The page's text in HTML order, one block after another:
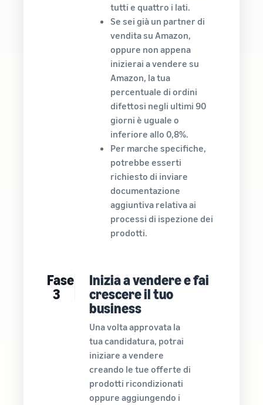
tutti e quattro i lati.
Se sei già un partner di
vendita su Amazon,
oppure non appena
inizierai a vendere su
Amazon, la tua
percentuale di ordini
difettosi negli ultimi 90
giorni è uguale o
inferiore allo 0,8%.
Per marche specifiche,
potrebbe esserti
richiesto di inviare
documentazione
aggiuntiva relativa ai
processi di ispezione dei
prodotti.
Fase
3
Inizia a vendere e fai
crescere il tuo
business
Una volta approvata la
tua candidatura, potrai
iniziare a vendere
creando le tue offerte di
prodotti ricondizionati
oppure aggiungendo i